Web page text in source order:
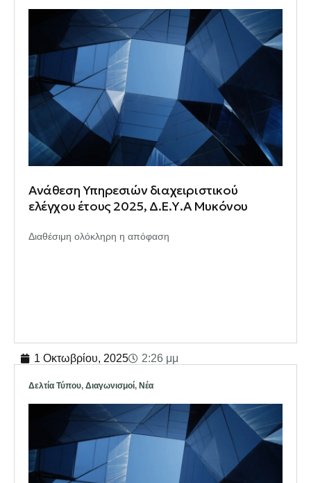
Ανάθεση Υπηρεσιών διαχειριστικού
ελέγχου έτους 2025, Δ.Ε.Υ.Α Μυκόνου
Διαθέσιμη ολόκληρη η απόφαση
1 Οκτωβρίου, 2025 2:26 μμ
Δελτία Τύπου, Διαγωνισμοί, Νέα